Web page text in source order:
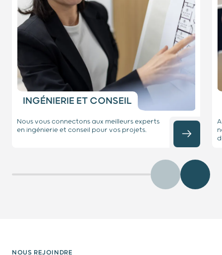
INGÉNIERIE ET CONSEIL
Nous vous connectons aux meilleurs experts
en ingénierie et conseil pour vos projets.
Précédent
NOUS REJOINDRE